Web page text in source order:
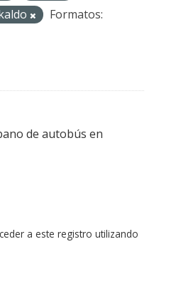
Formatos:
de autobús en
a este registro utilizando